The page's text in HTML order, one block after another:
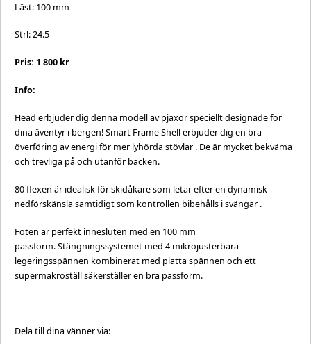
Läst: 100 mm
Strl: 24.5
Pris: 1 800 kr
Info:
Head erbjuder dig denna modell av pjäxor speciellt designade för
dina äventyr i bergen! Smart Frame Shell erbjuder dig en bra
överföring av energi för mer lyhörda stövlar . De är mycket bekväma
och trevliga på och utanför backen.
80 flexen är idealisk för skidåkare som letar efter en dynamisk
nedförskänsla samtidigt som kontrollen bibehålls i svängar .
Foten är perfekt innesluten med en 100 mm
passform. Stängningssystemet med 4 mikrojusterbara
legeringsspännen kombinerat med platta spännen och ett
supermakroställ säkerställer en bra passform.
Dela till dina vänner via: